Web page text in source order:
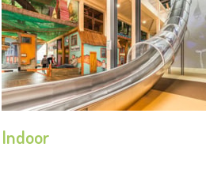
Indoor